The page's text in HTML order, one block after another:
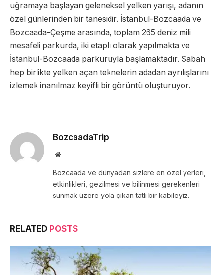
uğramaya başlayan geleneksel yelken yarışı, adanın
özel günlerinden bir tanesidir. İstanbul-Bozcaada ve
Bozcaada-Çeşme arasında, toplam 265 deniz mili
mesafeli parkurda, iki etaplı olarak yapılmakta ve
İstanbul-Bozcaada parkuruyla başlamaktadır. Sabah
hep birlikte yelken açan teknelerin adadan ayrılışlarını
izlemek inanılmaz keyifli bir görüntü oluşturuyor.
BozcaadaTrip
Website
Bozcaada ve dünyadan sizlere en özel yerleri,
etkinlikleri, gezilmesi ve bilinmesi gerekenleri
sunmak üzere yola çıkan tatlı bir kabileyiz.
RELATED POSTS